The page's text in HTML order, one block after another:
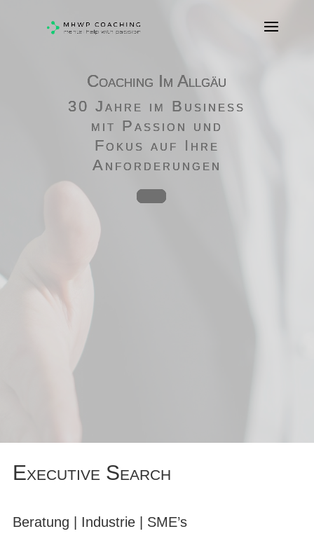
Coaching Im Allgäu
30 Jahre im Business
mit Passion und
Fokus auf Ihre
Anforderungen
Executive Search
Beratung | Industrie | SME’s